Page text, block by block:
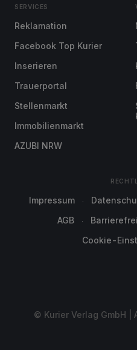
SERVICES
Reklamation
Facebook Top Kurier
Inserieren
Trauerportal
Stellenmarkt
Immobilienmarkt
AZUBI NRW
Impressum
AGB
Cookie-
© Kurier Verlag GmbH |